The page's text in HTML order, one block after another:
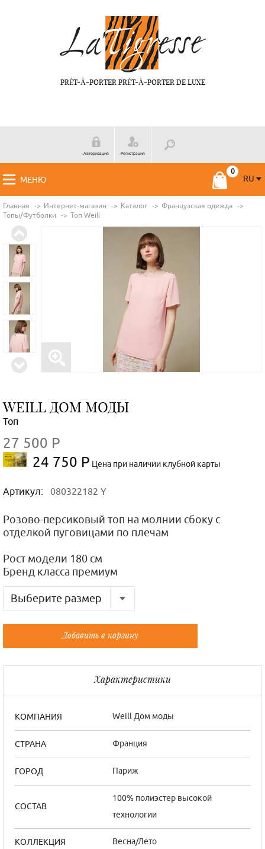
PRÉT-À-PORTER PRÉT-À-PORTER DE LUXE
Авторизация Регистрация
МЕНЮ
RU
Главная Интернет-магазин Каталог
Французская одежда
Топы/Футболки
Топ Weill
WEILL ДОМ МОДЫ
Топ
27 500 Р
24 750 Р Цена при наличии клубной карты
Артикул: 080322182 Y
Розово-персиковый топ на молнии сбоку с
отделкой пуговицами по плечам
Рост модели 180 см
Бренд класса премиум
Выберите размер
Русский
Французский
46
40/2
Добавить в корзину
Характеристики
КОМПАНИЯ Weill Дом моды
СТРАНА Франция
ГОРОД Париж
СОСТАВ
100% полиэстер высокой
технологии
КОЛЛЕКЦИЯ Весна/Лето